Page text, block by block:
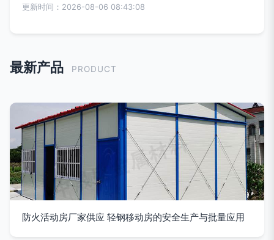
更新时间：2026-08-06 08:43:08
最新产品 PRODUCT
防火活动房厂家供应 轻钢移动房的安全生产与批量应用